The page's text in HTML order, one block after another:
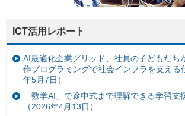
ICT活用レポート
AI最適化企業グリッド、社員の子どもたち
作プログラミングで社会インフラを支える
年5月7日）
「数学AI」で途中式まで理解できる学習支
（2026年4月13日）